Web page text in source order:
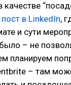
качестве
в LinkedIn,
и сути
– не
планируем
– там